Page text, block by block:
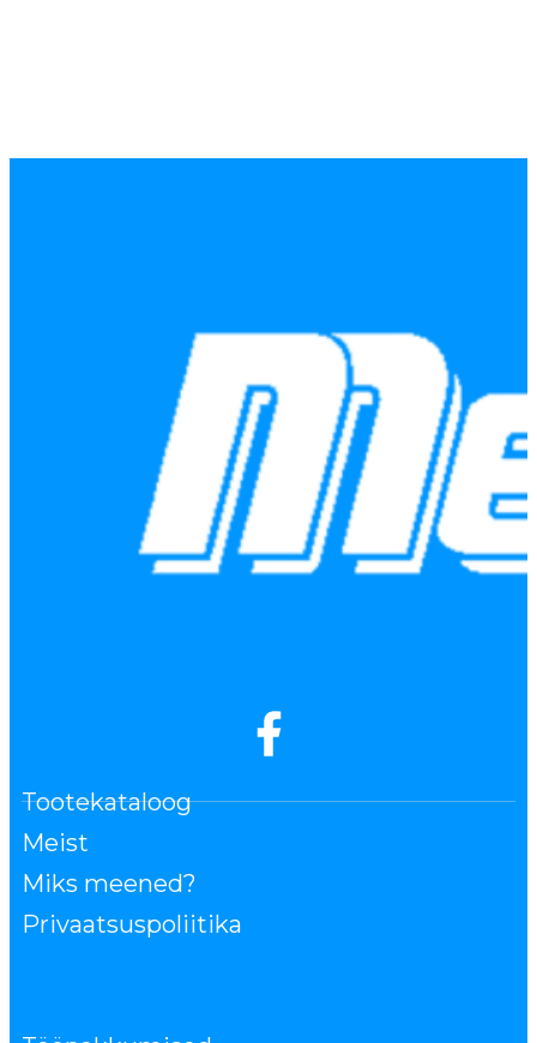
Tootekataloog
Meist
Miks meened?
Privaatsuspoliitika